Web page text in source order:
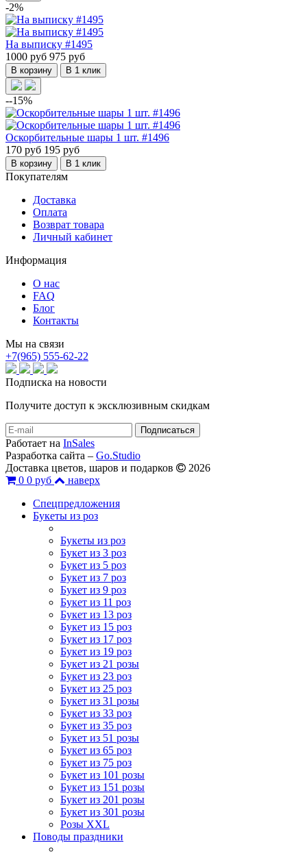
-2%
На выписку #1495
1000 руб 975 руб
В корзину В 1 клик
--15%
Оскорбительные шары 1 шт. #1496
170 руб 195 руб
В корзину В 1 клик
Покупателям
Доставка
Оплата
Возврат товара
Личный кабинет
Информация
О нас
FAQ
Блог
Контакты
Мы на связи
+7(965) 555-62-22
Подписка на новости
Получите доступ к эксклюзивным скидкам
Работает на InSales
Разработка сайта – Go.Studio
Доставка цветов, шаров и подарков
2026
0 0 руб
наверх
Спецпредложения
Букеты из роз
Букеты из роз
Букет из 3 роз
Букет из 5 роз
Букет из 7 роз
Букет из 9 роз
Букет из 11 роз
Букет из 13 роз
Букет из 15 роз
Букет из 17 роз
Букет из 19 роз
Букет из 21 розы
Букет из 23 роз
Букет из 25 роз
Букет из 31 розы
Букет из 33 роз
Букет из 35 роз
Букет из 51 розы
Букет из 65 роз
Букет из 75 роз
Букет из 101 розы
Букет из 151 розы
Букет из 201 розы
Букет из 301 розы
Розы XXL
Поводы праздники